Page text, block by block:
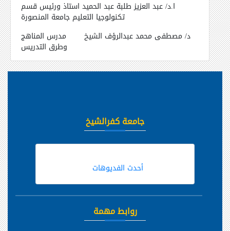
ا.د/ عبد العزيز طلبة عبد الحميد استاذ ورئيس قسم
تكنولوجيا التعليم جامعة المنصورة
د/ مصطفى محمد عبدالرؤف الشيخ
مدرس المناهج
وطرق التدريس
جامعة كفرالشيخ
أحدث الفديوهات
روابط مهمة